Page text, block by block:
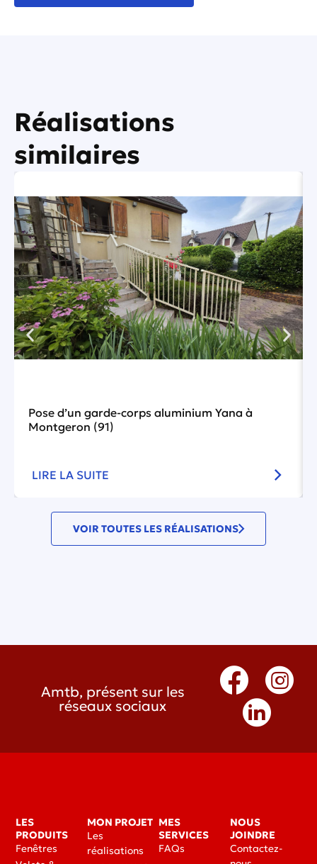
Réalisations
similaires
Pose d’un garde-corps aluminium Yana à
Montgeron (91)
LIRE LA SUITE
VOIR TOUTES LES RÉALISATIONS
Amtb, présent sur les
réseaux sociaux
LES
PRODUITS
Fenêtres
MON PROJET
Les
réalisations
MES
SERVICES
FAQs
NOUS
JOINDRE
Contactez-